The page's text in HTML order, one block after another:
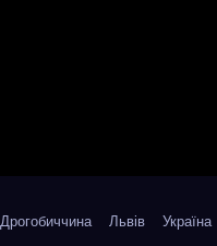
Дрогобиччина Львів Україна